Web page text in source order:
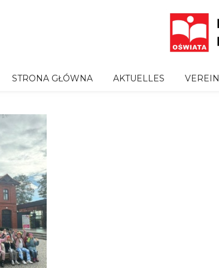
STRONA GŁÓWNA AKTUELLES VEREIN